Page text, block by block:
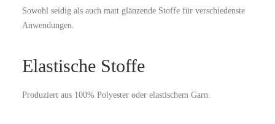
Sowohl seidig als auch matt glänzende Stoffe für verschiedenste
Anwendungen.
Elastische Stoffe
Produziert aus 100% Polyester oder elastischem Garn.